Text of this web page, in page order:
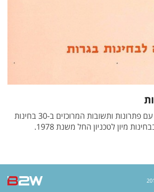
בספר 210 תרגילים עם פתרונות ותשובות המרוכזים ב-30 בחינות
מיון לטכניון החל משנת 1978.